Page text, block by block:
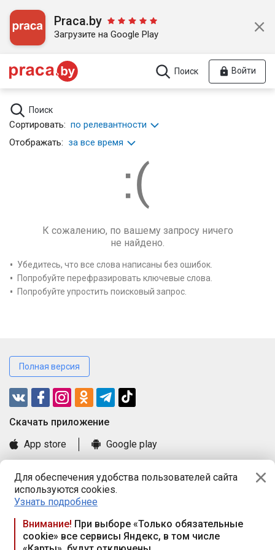
Для обеспечения удобства пользователей сайта
используются cookies.
Узнать подробнее
Внимание! При выборе «Только обязательные
cookie» все сервисы Яндекс, в том числе
Praca.by
Загрузите на Google Play
Поиск Войти
Поиск
Сортировать: по релевантности
Отображать: за все время
К сожалению, по вашему запросу ничего
не найдено.
Убедитесь, что все слова написаны без ошибок.
Попробуйте перефразировать ключевые слова.
Попробуйте упростить поисковый запрос.
Полная версия
Cкачать приложение
App store
Google play
Книга замечаний и предложений
Правила и документы
Praca.by © 2000—2026, ООО «ПРАЦА БАЙ»
Республика Беларусь, 220114, г. Минск, пр-т Независимости
117а, пом. № 9.